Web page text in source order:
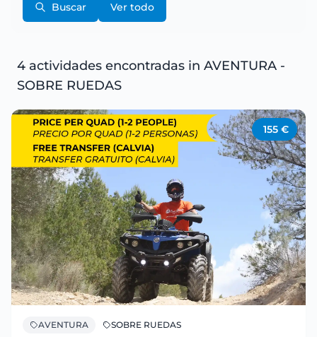
Buscar Ver todo
4 actividades encontradas in AVENTURA -
SOBRE RUEDAS
155 €
AVENTURA SOBRE RUEDAS